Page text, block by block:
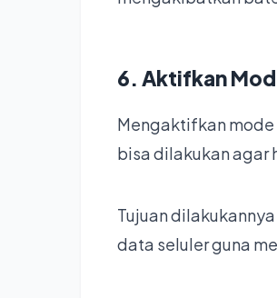
6. Aktifkan
Mengaktifkan
bisa dilakukan agar
Tujuan
data seluler guna